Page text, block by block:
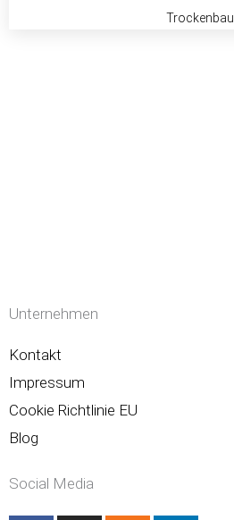
Trockenbau
Unternehmen
Kontakt
Impressum
Cookie Richtlinie EU
Blog
Social Media